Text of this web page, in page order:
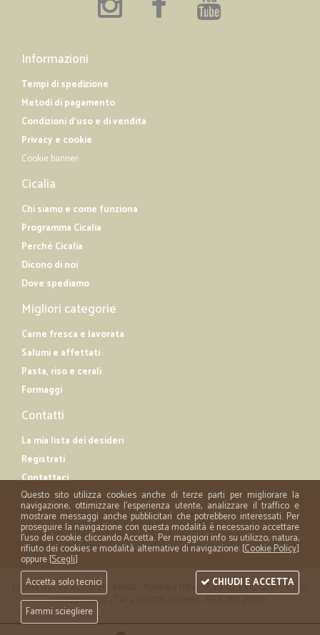
Informazioni
Tempi di spedizione
Metodi di pagamento
Condizioni d'uso e di vendita
Privacy e cookie
Cookie banner
Cicalia
Chi siamo e come funziona
Programma Cicalia
Perché Cicalia
Dicono di noi
Dove spediamo
Migliori categorie
Carne fresca e lavorata
Salumi e affettati
Pasta, riso e cerali
Formaggi
Contatti
La mia lista dei desideri
Registrati
Contattaci
Cicalia srl - via Acerbi 35 - 46100 - Mantova (MN) - P.iva 02508120207 - C.Fisc
02508120207 - Tel. +39 0376 1590669 - REA: MN 258721
Questo sito utilizza cookies anche di terze parti per migliorare la
navigazione, ottimizzare l'esperienza utente, analizzare il traffico e
mostrare messaggi anche pubblicitari che potrebbero interessati. Per
proseguire la navigazione con questa modalità è necessario accettare
l'uso dei cookie cliccando Accetta. Per maggiori info su utilizzo, natura,
rifiuto dei cookies e modalità alternative di navigazione: [Cookie Policy]
oppure [Scegli]
Accetta solo tecnici
Fammi sciegliere
CHIUDI E ACCETTA